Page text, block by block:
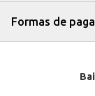
Formas de